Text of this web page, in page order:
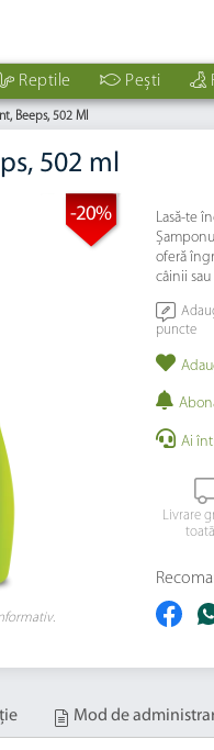
Reptile Pești
Beeps, 502 Ml
502 ml
-20%
Lasă-te
oferă
câinii
puncte
Ai
Livrare
Mod de